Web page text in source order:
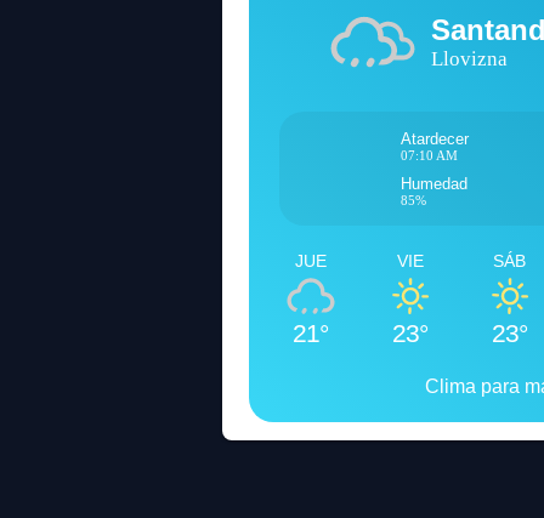
Llovizna
Atardecer
07:10 AM
Humedad
85%
JUE
21°
VIE
23°
SÁB
23°
Clima para